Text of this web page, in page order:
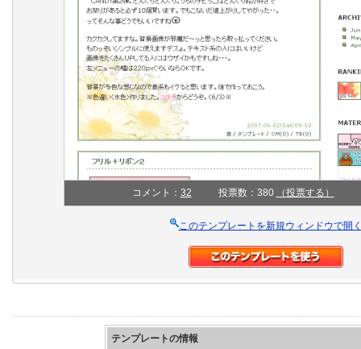
コメント： 32 投票数：380 （投票する）
このテンプレートを新規ウィンドウで開
テンプレートの情報